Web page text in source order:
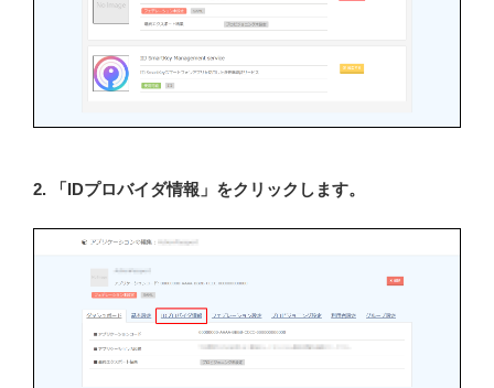
2. 「IDプロバイダ情報」をクリックします。